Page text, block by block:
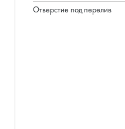
Отверстие под перелив